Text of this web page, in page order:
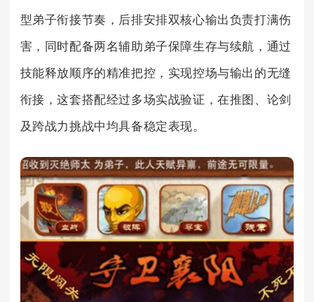
型弟子衔接节奏，后排安排双核心输出负责打满伤
害，同时配备两名辅助弟子保障生存与续航，通过
技能释放顺序的精准把控，实现控场与输出的无缝
衔接，这套搭配经过多场实战验证，在推图、论剑
及跨战力挑战中均具备稳定表现。